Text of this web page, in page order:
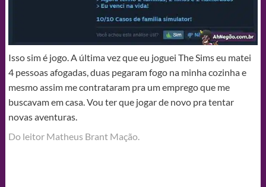
Isso sim é jogo. A última vez que eu joguei The Sims eu matei
4 pessoas afogadas, duas pegaram fogo na minha cozinha e
mesmo assim me contrataram pra um emprego que me
buscavam em casa. Vou ter que jogar de novo pra tentar
novas aventuras.
Do leitor Matheus Brant Mação‎.